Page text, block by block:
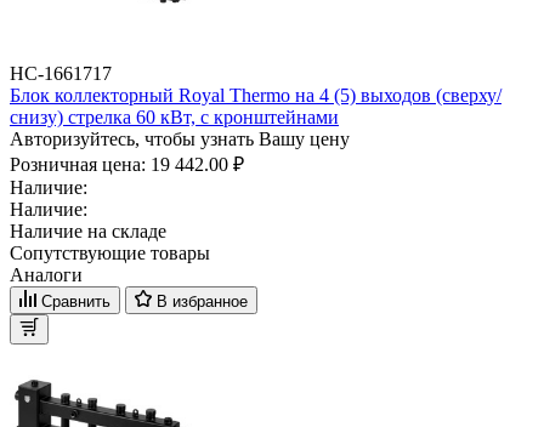
НС-1661717
Блок коллекторный Royal Thermo на 4 (5) выходов (сверху/
снизу) стрелка 60 кВт, с кронштейнами
Авторизуйтесь, чтобы узнать Вашу цену
Розничная цена: 19 442.00 ₽
Наличие:
Наличие:
Наличие на складе
Сопутствующие товары
Аналоги
Сравнить В избранное